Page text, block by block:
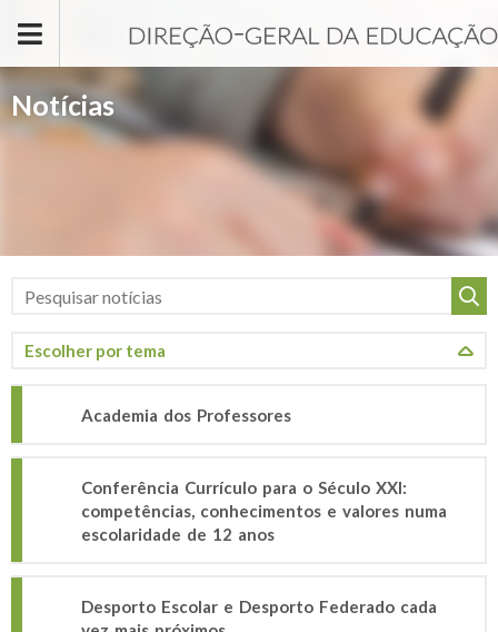
Notícias
Academia dos Professores
Conferência Currículo para o Século XXI:
competências, conhecimentos e valores numa
escolaridade de 12 anos
Desporto Escolar e Desporto Federado cada